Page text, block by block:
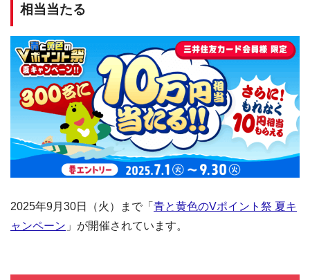
相当当たる
2025年9月30日（火）まで「 青と黄色のVポイント祭 夏キ
ャンペーン 」が開催されています。